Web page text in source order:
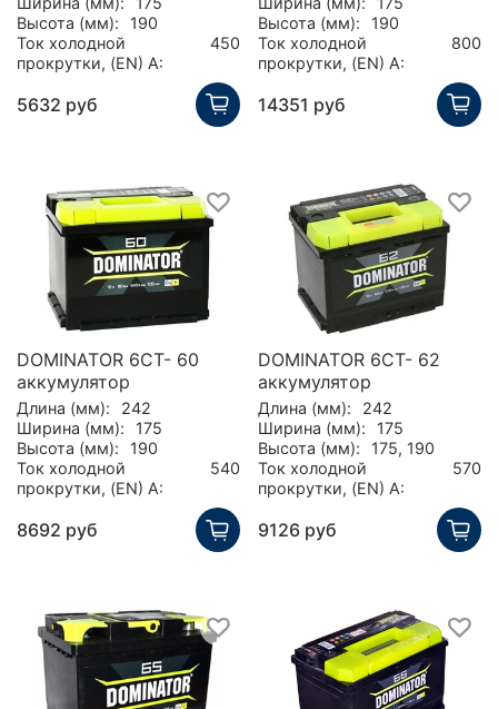
Высота (мм):
190
Ток холодной
прокрутки, (EN) А:
450
5632 руб
Высота (мм):
190
Ток холодной
прокрутки, (EN) А:
800
14351 руб
DOMINATOR 6СТ- 60
аккумулятор
Длина (мм):
242
Ширина (мм):
175
Высота (мм):
190
Ток холодной
прокрутки, (EN) А:
540
8692 руб
DOMINATOR 6СТ- 62
аккумулятор
Длина (мм):
242
Ширина (мм):
175
Высота (мм):
175, 190
Ток холодной
прокрутки, (EN) А:
570
9126 руб